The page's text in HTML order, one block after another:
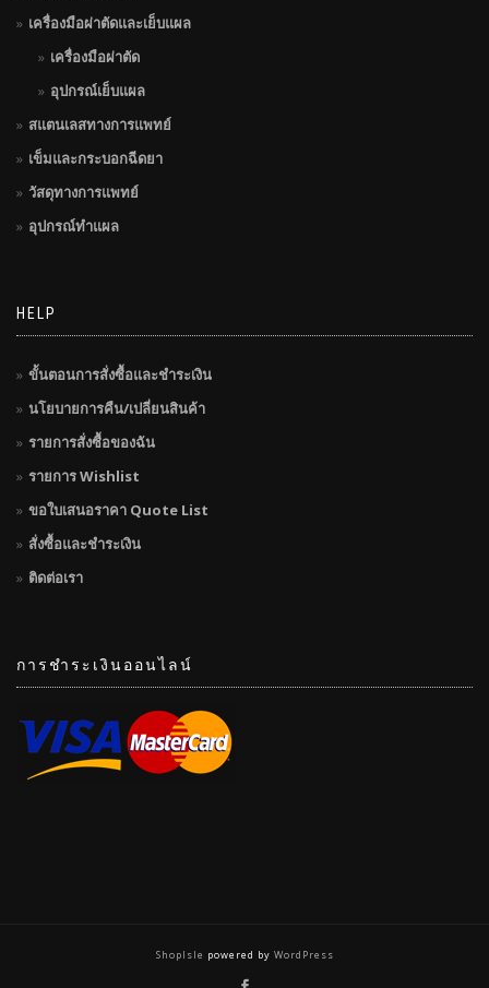
เครื่องมือผ่าตัดและเย็บแผล
เครื่องมือผ่าตัด
อุปกรณ์เย็บแผล
สแตนเลสทางการแพทย์
เข็มและกระบอกฉีดยา
วัสดุทางการแพทย์
อุปกรณ์ทำแผล
HELP
ขั้นตอนการสั่งซื้อและชำระเงิน
นโยบายการคืน/เปลี่ยนสินค้า
รายการสั่งซื้อของฉัน
รายการ Wishlist
ขอใบเสนอราคา Quote List
สั่งซื้อและชำระเงิน
ติดต่อเรา
การชำระเงินออนไลน์
ShopIsle powered by WordPress